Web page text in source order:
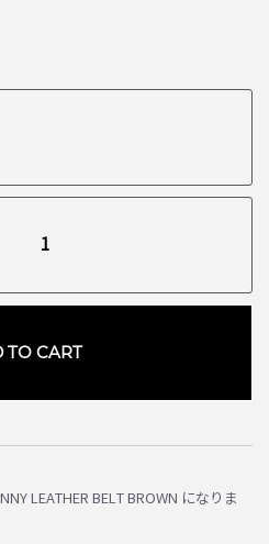
TO CART
LEATHER BELT BROWN になりま
カートへ進む